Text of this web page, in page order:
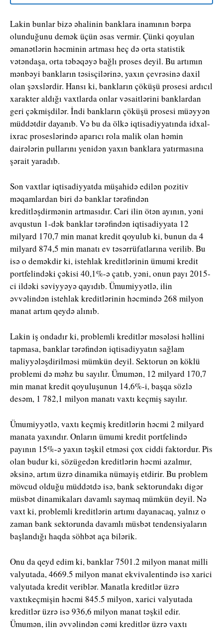
Lakin bunlar bizə əhalinin banklara inamının bərpa
olunduğunu demək üçün əsas vermir. Çünki qoyulan
əmanətlərin həcminin artması heç də orta statistik
vətəndaşa, orta təbəqəyə bağlı proses deyil. Bu artımın
mənbəyi bankların təsisçilərinə, yaxın çevrəsinə daxil
olan şəxslərdir. Hansı ki, bankların çöküşü prosesi ardıcıl
xarakter aldığı vaxtlarda onlar vəsaitlərini banklardan
geri çəkmişdilər. İndi bankların çöküşü prosesi müəyyən
müddətdir dayanıb. Və bu da ölkə iqtisadiyyatında idxal-
ixrac proseslərində aparıcı rola malik olan həmin
dairələrin pullarını yenidən yaxın banklara yatırmasına
şərait yaradıb.
Son vaxtlar iqtisadiyyatda müşahidə edilən pozitiv
məqamlardan biri də banklar tərəfindən
kreditləşdirmənin artmasıdır. Cari ilin ötən ayının, yəni
avqustun 1-dək banklar tərəfindən iqtisadiyyata 12
milyard 170,7 min manat kredit qoyulub ki, bunun da 4
milyard 874,5 min manatı ev təsərrüfatlarına verilib. Bu
isə o deməkdir ki, istehlak kreditlərinin ümumi kredit
portfelindəki çəkisi 40,1%-ə çatıb, yəni, onun payı 2015-
ci ildəki səviyyəyə qayıdıb. Ümumiyyətlə, ilin
əvvəlindən istehlak kreditlərinin həcmində 268 milyon
manat artım qeydə alınıb.
Lakin iş ondadır ki, problemli kreditlər məsələsi həllini
tapmasa, banklar tərəfindən iqtisadiyyatın sağlam
maliyyələşdirilməsi mümkün deyil. Sektorun ən köklü
problemi də məhz bu sayılır. Ümumən, 12 milyard 170,7
min manat kredit qoyuluşunun 14,6%-i, başqa sözlə
desəm, 1 782,1 milyon manatı vaxtı keçmiş sayılır.
Ümumiyyətlə, vaxtı keçmiş kreditlərin həcmi 2 milyard
manata yaxındır. Onların ümumi kredit portfelində
payının 15%-ə yaxın təşkil etməsi çox ciddi faktordur. Pis
olan budur ki, sözügedən kreditlərin həcmi azalmır,
əksinə, artım üzrə dinamika nümayiş etdirir. Bu problem
mövcud olduğu müddətdə isə, bank sektorundakı digər
müsbət dinamikaları davamlı saymaq mümkün deyil. Nə
vaxt ki, problemli kreditlərin artımı dayanacaq, yalnız o
zaman bank sektorunda davamlı müsbət tendensiyaların
başlandığı haqda söhbət aça bilərik.
Onu da qeyd edim ki, banklar 7501.2 milyon manat milli
valyutada, 4669.5 milyon manat ekvivalentində isə xarici
valyutada kredit veriblər. Manatla kreditlər üzrə
vaxtıkeçmişin həcmi 845.5 milyon, xarici valyutada
kreditlər üzrə isə 936,6 milyon manat təşkil edir.
Ümumən, ilin əvvəlindən cəmi kreditlər üzrə vaxtı